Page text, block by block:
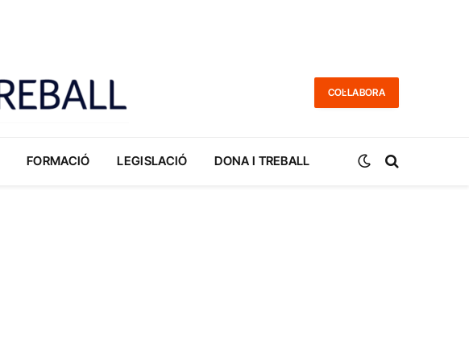
COL·LABORA
FORMACIÓ LEGISLACIÓ DONA I TREBALL